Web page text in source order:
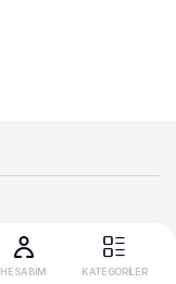
HESABIM KATEGORİLER